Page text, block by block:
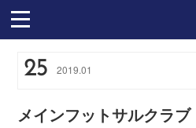
25 2019.01
メインフットサルクラブ